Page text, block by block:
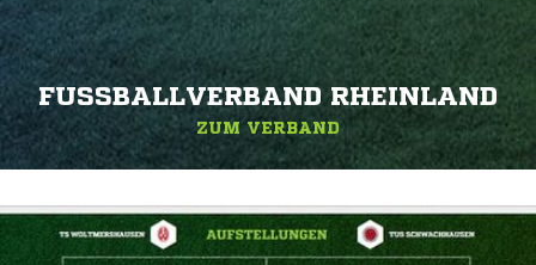
FUSSBALLVERBAND RHEINLAND
ZUM VERBAND